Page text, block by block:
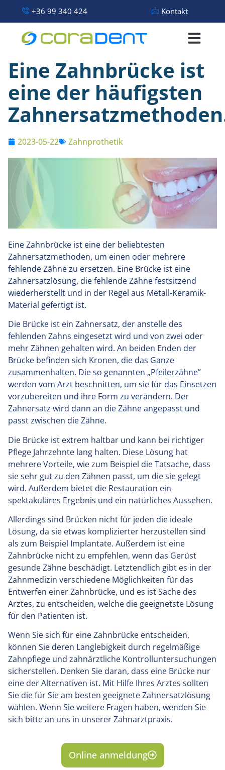
+36 99 340 424 Kontakt
Eine Zahnbrücke ist
eine der häufigsten
2023-05-22 Zahnprothetik
Eine Zahnbrücke ist eine der beliebtesten
Zahnersatzmethoden, um einen oder mehrere
fehlende Zähne zu ersetzen. Eine Brücke ist eine
Zahnersatzlösung, die fehlende Zähne festsitzend
wiederherstellt und in der Regel aus Metall-Keramik-
Material gefertigt ist.
Die Brücke ist ein Zahnersatz, der anstelle des
fehlenden Zahns eingesetzt wird und von zwei oder
mehr Zähnen gehalten wird. An beiden Enden der
Brücke befinden sich Kronen, die das Ganze
zusammenhalten. Die so genannten „Pfeilerzähne”
werden vom Arzt beschnitten, um sie für das Einsetzen
vorzubereiten und ihre Form zu verändern. Der
Zahnersatz wird dann an die Zähne angepasst und
passt zwischen die Zähne.
Die Brücke ist extrem haltbar und kann bei richtiger
Pflege Jahrzehnte lang halten. Diese Lösung hat
mehrere Vorteile, wie zum Beispiel die Tatsache, dass
sie sehr gut zu den Zähnen passt, um die sie gelegt
wird. Außerdem bietet die Restauration ein
spektakuläres Ergebnis und ein natürliches Aussehen.
Allerdings sind Brücken nicht für jeden die ideale
Lösung, da sie etwas komplizierter herzustellen sind
als zum Beispiel Implantate. Außerdem ist eine
Zahnbrücke nicht zu empfehlen, wenn das Gerüst
gesunde Zähne beschädigt. Letztendlich gibt es in der
Zahnmedizin verschiedene Möglichkeiten für das
Entwerfen einer Zahnbrücke, und es ist Sache des
Arztes, zu entscheiden, welche die geeignetste Lösung
für den Patienten ist.
Wenn Sie sich für eine Zahnbrücke entscheiden,
können Sie deren Langlebigkeit durch regelmäßige
Zahnpflege und zahnärztliche Kontrolluntersuchungen
sicherstellen. Denken Sie daran, dass eine Brücke nur
eine der Alternativen ist. Mit Hilfe Ihres Arztes sollten
Sie die für Sie am besten geeignete Zahnersatzlösung
wählen. Wenn Sie weitere Fragen haben, wenden Sie
sich bitte an uns in unserer Zahnarztpraxis.
Online anmeldung